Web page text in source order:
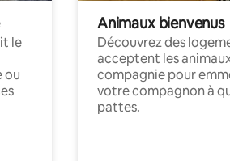
le
ou
Animaux bienvenus
Découvrez des
acceptent les
compagnie pour
votre compagnon à
pattes.